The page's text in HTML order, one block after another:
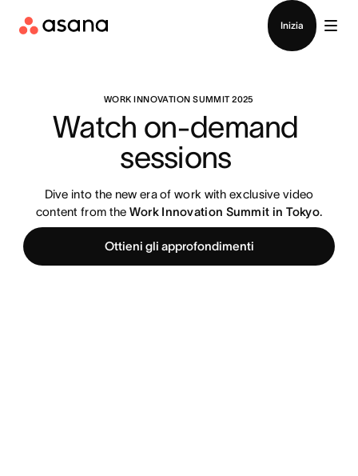
Inizia
WORK INNOVATION SUMMIT 2025
Watch on-demand
sessions
Dive into the new era of work with exclusive video
content from the Work Innovation Summit in Tokyo.
Ottieni gli approfondimenti